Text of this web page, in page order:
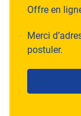
Offre en
Merci
postuler.